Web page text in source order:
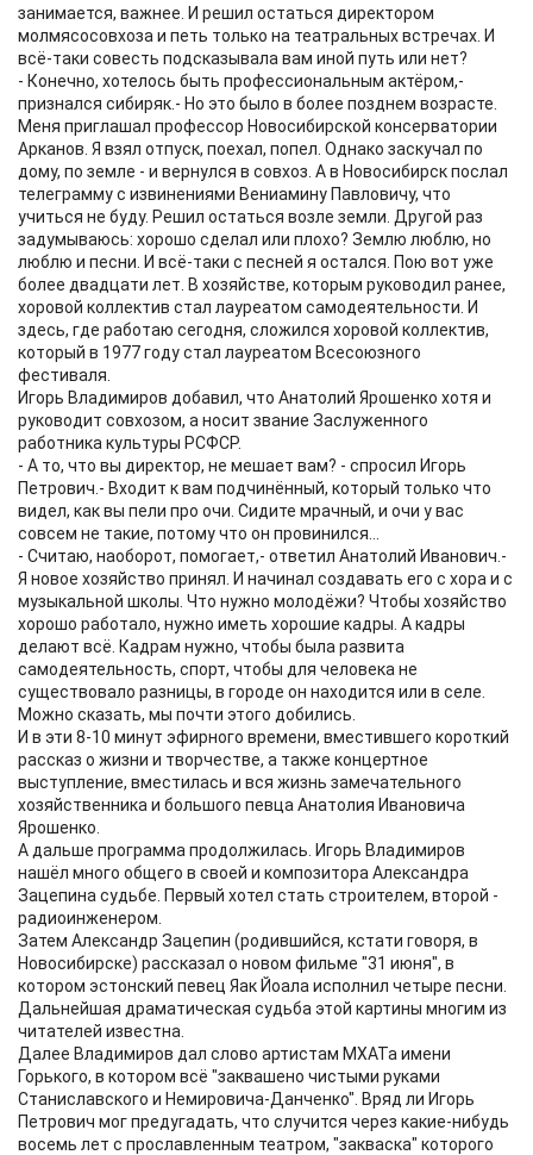
занимается, важнее. И решил остаться директором
молмясосовхоза и петь только на театральных встречах. И
всё-таки совесть подсказывала вам иной путь или нет?
- Конечно, хотелось быть профессиональным актёром,-
признался сибиряк.- Но это было в более позднем возрасте.
Меня приглашал профессор Новосибирской консерватории
Арканов. Я взял отпуск, поехал, попел. Однако заскучал по
дому, по земле - и вернулся в совхоз. А в Новосибирск послал
телеграмму с извинениями Вениамину Павловичу, что
учиться не буду. Решил остаться возле земли. Другой раз
задумываюсь: хорошо сделал или плохо? Землю люблю, но
люблю и песни. И всё-таки с песней я остался. Пою вот уже
более двадцати лет. В хозяйстве, которым руководил ранее,
хоровой коллектив стал лауреатом самодеятельности. И
здесь, где работаю сегодня, сложился хоровой коллектив,
который в 1977 году стал лауреатом Всесоюзного
фестиваля.
Игорь Владимиров добавил, что Анатолий Ярошенко хотя и
руководит совхозом, а носит звание Заслуженного
работника культуры РСФСР.
- А то, что вы директор, не мешает вам? - спросил Игорь
Петрович.- Входит к вам подчинённый, который только что
видел, как вы пели про очи. Сидите мрачный, и очи у вас
совсем не такие, потому что он провинился...
- Считаю, наоборот, помогает,- ответил Анатолий Иванович.-
Я новое хозяйство принял. И начинал создавать его с хора и с
музыкальной школы. Что нужно молодёжи? Чтобы хозяйство
хорошо работало, нужно иметь хорошие кадры. А кадры
делают всё. Кадрам нужно, чтобы была развита
самодеятельность, спорт, чтобы для человека не
существовало разницы, в городе он находится или в селе.
Можно сказать, мы почти этого добились.
И в эти 8-10 минут эфирного времени, вместившего короткий
рассказ о жизни и творчестве, а также концертное
выступление, вместилась и вся жизнь замечательного
хозяйственника и большого певца Анатолия Ивановича
Ярошенко.
А дальше программа продолжилась. Игорь Владимиров
нашёл много общего в своей и композитора Александра
Зацепина судьбе. Первый хотел стать строителем, второй -
радиоинженером.
Затем Александр Зацепин (родившийся, кстати говоря, в
Новосибирске) рассказал о новом фильме "31 июня", в
котором эстонский певец Яак Йоала исполнил четыре песни.
Дальнейшая драматическая судьба этой картины многим из
читателей известна.
Далее Владимиров дал слово артистам МХАТа имени
Горького, в котором всё "заквашено чистыми руками
Станиславского и Немировича-Данченко". Вряд ли Игорь
Петрович мог предугадать, что случится через какие-нибудь
восемь лет с прославленным театром, "закваска" которого